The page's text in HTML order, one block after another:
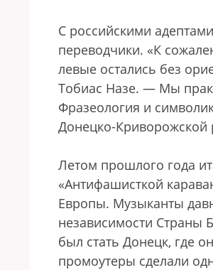
С российскими
переводчики. «К
левые остались без
Тобиас Назе. — Мы
Фразеология и
Донецко-Криворожской
Летом прошлого года
«Антифашисткой
Европы. Музыканты
независимости Страны
был стать Донецк, где
промоутеры сделали